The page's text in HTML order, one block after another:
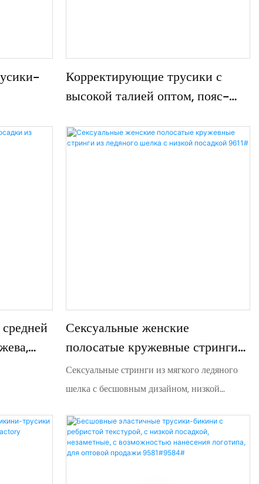
с
Корректирующие трусики с
высокой талией оптом, пояс-
Сексуальные женские
полосатые кружевные стринги
из ледяного шелка с низкой
посадкой 9611#
Сексуальные стринги из мягкого ледяного
шелка с бесшовным дизайном, низкой
Дышащие, приятные для кожи и невероятно
очаровательные. Поддерживает OEM/ODM-